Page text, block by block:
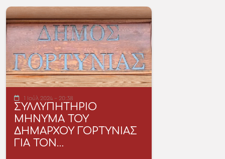
1 Ιούλ 2024 - 20:38
ΣΥΛΛΥΠΗΤΗΡΙΟ
ΜΗΝΥΜΑ ΤΟΥ
ΔΗΜΑΡΧΟΥ ΓΟΡΤΥΝΙΑΣ
ΓΙΑ ΤΟΝ…